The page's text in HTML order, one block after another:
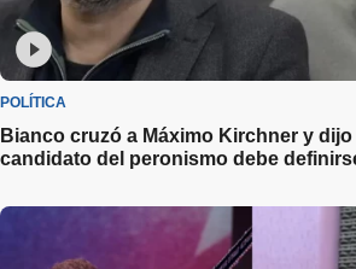
POLÍTICA
Bianco cruzó a Máximo Kirchner y dijo
candidato del peronismo debe